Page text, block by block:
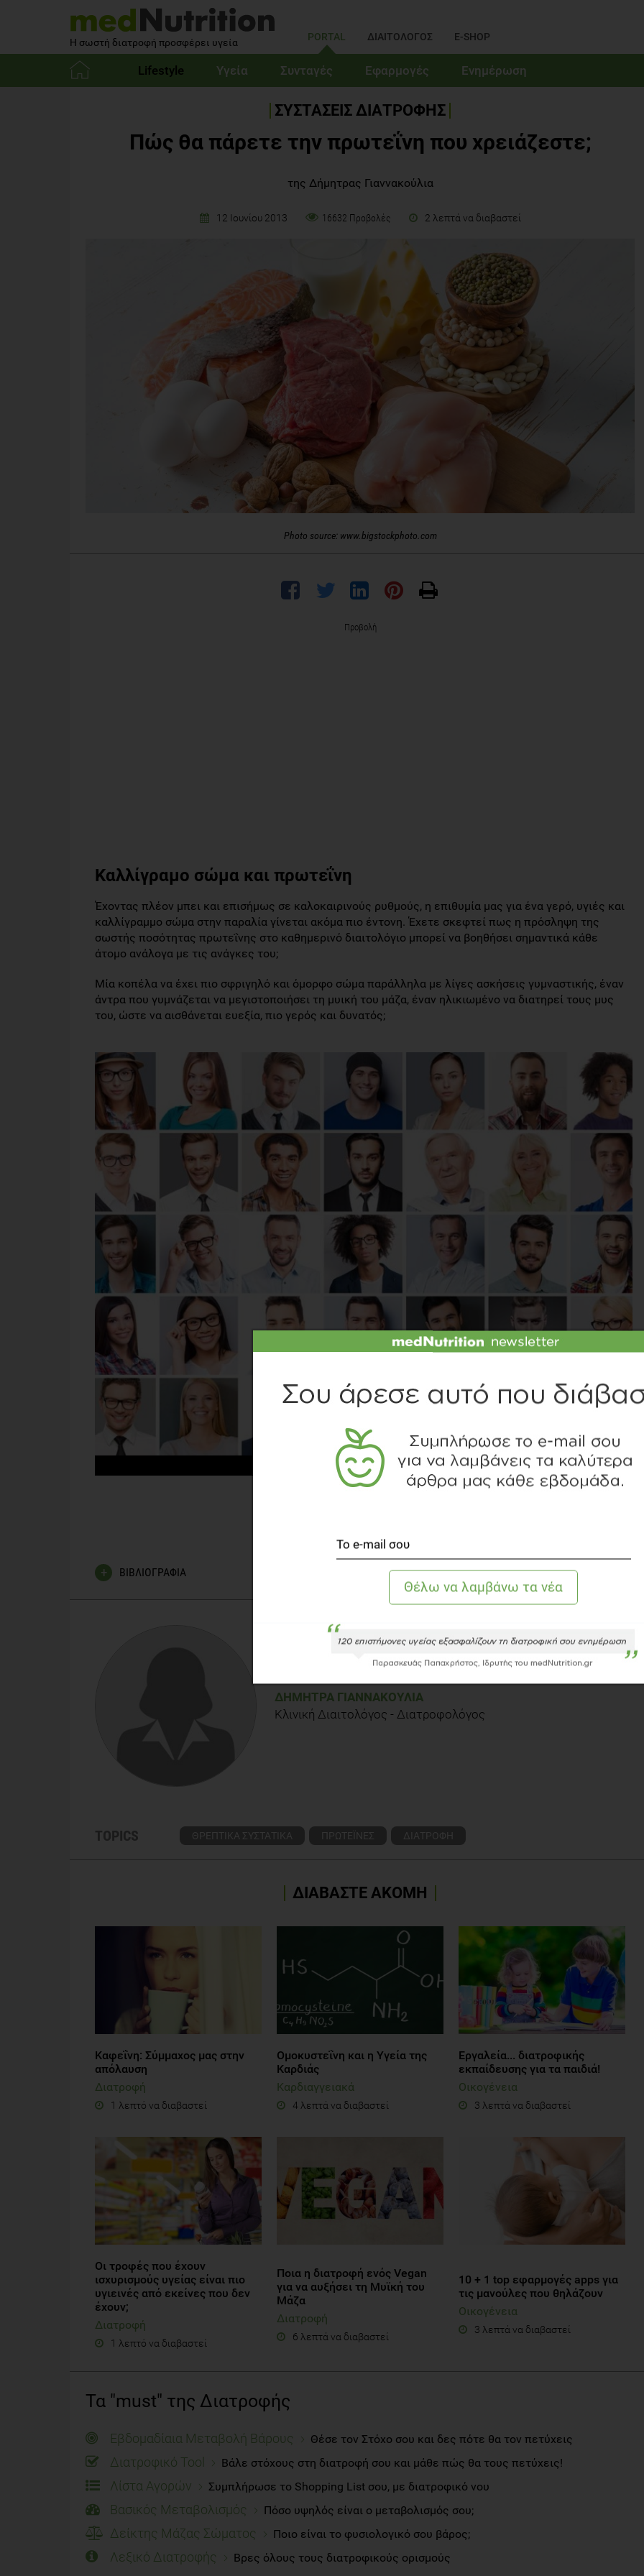
Η σωστή διατροφή προσφέρει υγεία PORTAL ΔΙΑΙΤΟΛΟΓΟΣ E-SHOP
Lifestyle Υγεία Συνταγές Εφαρμογές Ενημέρωση
ΣΥΣΤΑΣΕΙΣ ΔΙΑΤΡΟΦΗΣ
Πώς θα πάρετε την πρωτεΐνη που χρειάζεστε;
της Δήμητρας Γιαννακούλια
12 Ιουνίου 2013 16632 Προβολές 2 λεπτά να διαβαστεί
Photo source: www.bigstockphoto.com
Προβολή
Καλλίγραμο σώμα και πρωτεΐνη
Έχοντας πλέον μπει και επισήμως σε καλοκαιρινούς ρυθμούς, η επιθυμία μας για ένα γερό, υγιές και
καλλίγραμμο σώμα στην παραλία γίνεται ακόμα πιο έντονη. Έχετε σκεφτεί πως η πρόσληψη της
σωστής ποσότητας πρωτεΐνης στο καθημερινό διαιτολόγιο μπορεί να βοηθήσει σημαντικά κάθε
άτομο ανάλογα με τις ανάγκες του;
Μία κοπέλα να έχει πιο σφριγηλό και όμορφο σώμα παράλληλα με λίγες ασκήσεις γυμναστικής, έναν
άντρα που γυμνάζεται να μεγιστοποιήσει τη μυική του μάζα, έναν ηλικιωμένο να διατηρεί τους μυς
του, ώστε να αισθάνεται ευεξία, πιο γερός και δυνατός;
ΔΕΙΤΕ ΤΟ SLIDESHOW
ΒΙΒΛΙΟΓΡΑΦΙΑ
Wilkinson SB, Tarnopolsky MA, Macdonald MJ, Macdonald JR, Armstrong D, Phillips SM.Consumption of fluid skim milk
promotes greater muscle protein accretion after resistance exercise than does consumption of an isonitrogenous and
isoenergetic soy-protein beverage. Am J Clin Nutr. 2007 Apr;85(4):1031-40
Protein consumption following aerobic exercise increases whole-body protein turnover in older adults.Murphy C, Miller
BF. Appl Physiol Nutr Metab. 2010 Oct;35(5):583-90. doi: 10.1139/H10-047
ΔΉΜΗΤΡΑ ΓΙΑΝΝΑΚΟΎΛΙΑ
Κλινική Διαιτολόγος - Διατροφολόγος
TOPICS ΘΡΕΠΤΙΚΑ ΣΥΣΤΑΤΙΚΑ ΠΡΩΤΕΪΝΕΣ ΔΙΑΤΡΟΦΗ
ΔΙΑΒΑΣΤΕ ΑΚΟΜΗ
Καφεΐνη: Σύμμαχος μας στην
απόλαυση
Διατροφή
1 λεπτό να διαβαστεί
Ομοκυστεΐνη και η Υγεία της
Καρδιάς
Καρδιαγγειακά
4 λεπτά να διαβαστεί
Εργαλεία... διατροφικής
εκπαίδευσης για τα παιδιά!
Οικογένεια
3 λεπτά να διαβαστεί
Οι τροφές που έχουν
ισχυρισμούς υγείας είναι πιο
υγιεινές από εκείνες που δεν
έχουν;
Διατροφή
1 λεπτό να διαβαστεί
Ποια η διατροφή ενός Vegan
για να αυξήσει τη Μυϊκή του
Μάζα
Διατροφή
6 λεπτά να διαβαστεί
10 + 1 top εφαρμογές apps για
τις μανούλες που θηλάζουν
Οικογένεια
3 λεπτά να διαβαστεί
Τα "must" της Διατροφής
Εβδομαδίαια Μεταβολή Βάρους Θέσε τον Στόχο σου και δες πότε θα τον πετύχεις
Διατροφικό Tool Βάλε στόχους στη διατροφή σου και μάθε πώς θα τους πετύχεις!
Λίστα Αγορών Συμπλήρωσε το Shopping List σου, με διατροφικό νου
Βασικός Μεταβολισμός Πόσο υψηλός είναι ο μεταβολισμός σου;
Δείκτης Μάζας Σώματος Ποιο είναι το φυσιολογικό σου βάρος;
Λεξικό Διατροφής Βρες όλους τους διατροφικούς ορισμούς